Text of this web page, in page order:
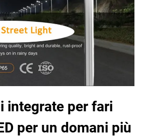
integrate per fari
per un domani più